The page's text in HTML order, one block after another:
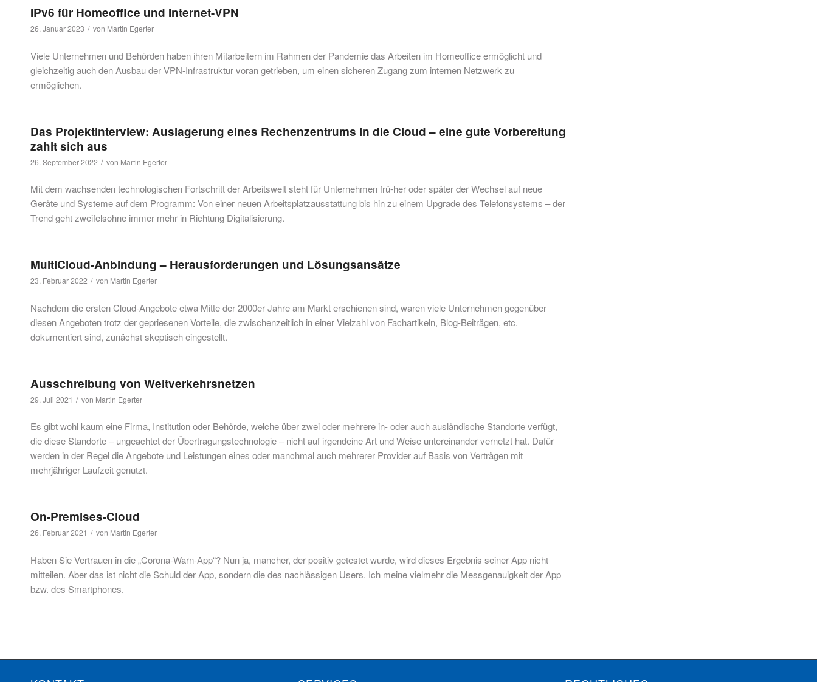
IPv6 für Homeoffice und Internet-VPN
26. Januar 2023 / von Martin Egerter
Viele Unternehmen und Behörden haben ihren Mitarbeitern im Rahmen der Pandemie das Arbeiten im Homeoffice ermöglicht und
gleichzeitig auch den Ausbau der VPN-Infrastruktur voran getrieben, um einen sicheren Zugang zum internen Netzwerk zu
ermöglichen.
Das Projektinterview: Auslagerung eines Rechenzentrums in die Cloud – eine gute Vorbereitung
zahlt sich aus
26. September 2022 / von Martin Egerter
Mit dem wachsenden technologischen Fortschritt der Arbeitswelt steht für Unternehmen frü-her oder später der Wechsel auf neue
Geräte und Systeme auf dem Programm: Von einer neuen Arbeitsplatzausstattung bis hin zu einem Upgrade des Telefonsystems – der
Trend geht zweifelsohne immer mehr in Richtung Digitalisierung.
MultiCloud-Anbindung – Herausforderungen und Lösungsansätze
23. Februar 2022 / von Martin Egerter
Nachdem die ersten Cloud-Angebote etwa Mitte der 2000er Jahre am Markt erschienen sind, waren viele Unternehmen gegenüber
diesen Angeboten trotz der gepriesenen Vorteile, die zwischenzeitlich in einer Vielzahl von Fachartikeln, Blog-Beiträgen, etc.
dokumentiert sind, zunächst skeptisch eingestellt.
Ausschreibung von Weitverkehrsnetzen
29. Juli 2021 / von Martin Egerter
Es gibt wohl kaum eine Firma, Institution oder Behörde, welche über zwei oder mehrere in- oder auch ausländische Standorte verfügt,
die diese Standorte – ungeachtet der Übertragungstechnologie – nicht auf irgendeine Art und Weise untereinander vernetzt hat. Dafür
werden in der Regel die Angebote und Leistungen eines oder manchmal auch mehrerer Provider auf Basis von Verträgen mit
mehrjähriger Laufzeit genutzt.
On-Premises-Cloud
26. Februar 2021 / von Martin Egerter
Haben Sie Vertrauen in die „Corona-Warn-App“? Nun ja, mancher, der positiv getestet wurde, wird dieses Ergebnis seiner App nicht
mitteilen. Aber das ist nicht die Schuld der App, sondern die des nachlässigen Users. Ich meine vielmehr die Messgenauigkeit der App
bzw. des Smartphones.